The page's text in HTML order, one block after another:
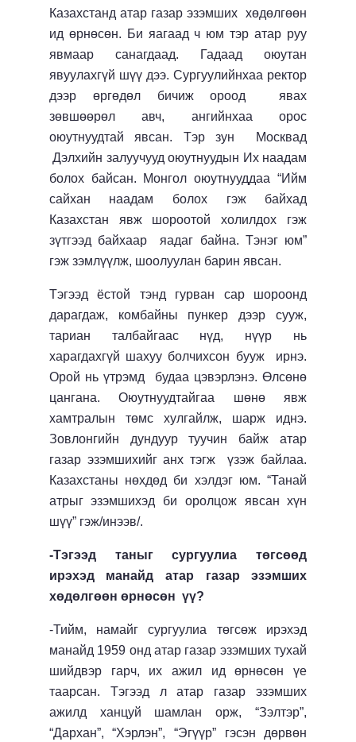
Казахстанд атар газар эзэмших хөдөлгөөн
ид өрнөсөн. Би яагаад ч юм тэр атар руу
явмаар санагдаад. Гадаад оюутан
явуулахгүй шүү дээ. Сургуулийнхаа ректор
дээр өргөдөл бичиж ороод явах
зөвшөөрөл авч, ангийнхаа орос
оюутнуудтай явсан. Тэр зун Москвад
Дэлхийн залуучууд оюутнуудын Их наадам
болох байсан. Монгол оюутнууддаа “Ийм
сайхан наадам болох гэж байхад
Казахстан явж шороотой холилдох гэж
зүтгээд байхаар яадаг байна. Тэнэг юм”
гэж зэмлүүлж, шоолуулан барин явсан.
Тэгээд ёстой тэнд гурван сар шороонд
дарагдаж, комбайны пункер дээр сууж,
тариан талбайгаас нүд, нүүр нь
харагдахгүй шахуу болчихсон бууж ирнэ.
Орой нь үтрэмд будаа цэвэрлэнэ. Өлсөнө
цангана. Оюутнуудтайгаа шөнө явж
хамтралын төмс хулгайлж, шарж иднэ.
Зовлонгийн дундуур туучин байж атар
газар эзэмшихийг анх тэгж үзэж байлаа.
Казахстаны нөхдөд би хэлдэг юм. “Танай
атрыг эзэмшихэд би оролцож явсан хүн
шүү” гэж/инээв/.
-Тэгээд таныг сургуулиа төгсөөд
ирэхэд манайд атар газар эзэмших
хөдөлгөөн өрнөсөн үү?
-Тийм, намайг сургуулиа төгсөж ирэхэд
манайд 1959 онд атар газар эзэмших тухай
шийдвэр гарч, их ажил ид өрнөсөн үе
таарсан. Тэгээд л атар газар эзэмших
ажилд ханцуй шамлан орж, “Зэлтэр”,
“Дархан”, “Хэрлэн”, “Эгүүр” гэсэн дөрвөн